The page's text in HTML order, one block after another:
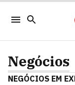
Negócios
NEGÓCIOS EM